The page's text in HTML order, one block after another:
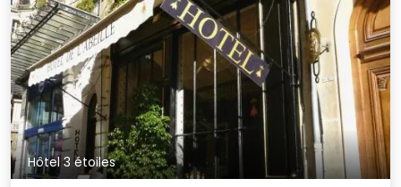
Hôtel 3 étoiles